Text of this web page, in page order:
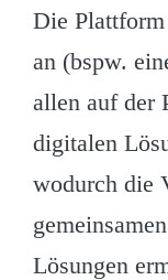
Die
an (bspw.
allen auf der
digitalen
wodurch die
Lösungen